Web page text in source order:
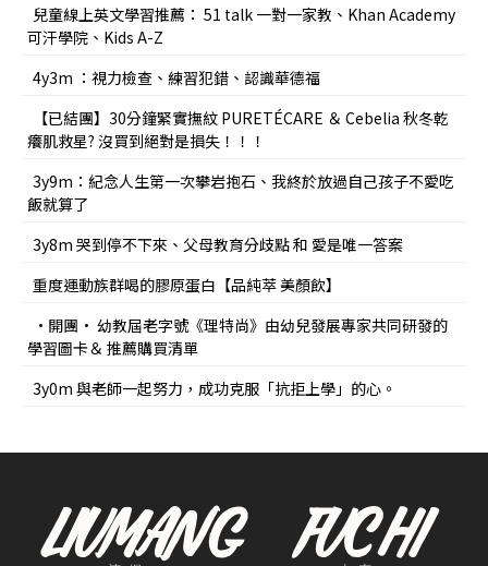
兒童線上英文學習推薦： 51 talk 一對一家教、Khan Academy
可汗學院、Kids A-Z
4y3m ：視力檢查、練習犯錯、認識華德福
【已結團】30分鐘緊實撫紋 PURETÉCARE ＆ Cebelia 秋冬乾
癢肌救星? 沒買到絕對是損失！！！
3y9m：紀念人生第一次攀岩抱石、我終於放過自己孩子不愛吃
飯就算了
3y8m 哭到停不下來、父母教育分歧點 和 愛是唯一答案
重度運動族群喝的膠原蛋白【品純萃 美顏飲】
•開團• 幼教屆老字號《理特尚》由幼兒發展專家共同研發的
學習圖卡＆ 推薦購買清單
3y0m 與老師一起努力，成功克服「抗拒上學」的心。